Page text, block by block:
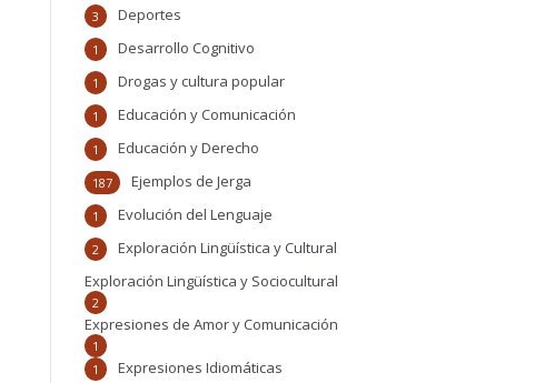
Deportes
3
Desarrollo Cognitivo
1
Drogas y cultura popular
1
Educación y Comunicación
1
Educación y Derecho
1
Ejemplos de Jerga
187
Evolución del Lenguaje
1
Exploración Lingüística y Cultural
2
Exploración Lingüística y Sociocultural
2
Expresiones de Amor y Comunicación
1
Expresiones Idiomáticas
1